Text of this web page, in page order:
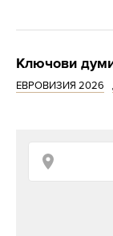
Ключови
ЕВРОВИЗИЯ 2026